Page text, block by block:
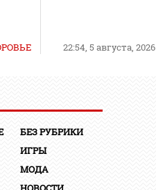
22:54, 5 августа, 2026
БЕЗ РУБРИКИ
ИГРЫ
МОДА